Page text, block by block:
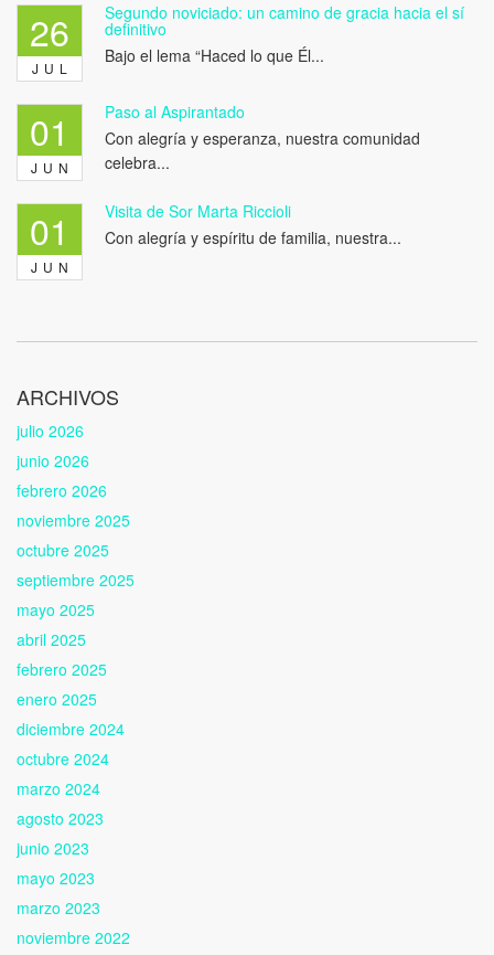
26
JUL
Segundo noviciado: un camino de gracia hacia el sí
definitivo
Bajo el lema “Haced lo que Él...
01
JUN
Paso al Aspirantado
Con alegría y esperanza, nuestra comunidad
celebra...
01
JUN
Visita de Sor Marta Riccioli
Con alegría y espíritu de familia, nuestra...
ARCHIVOS
julio 2026
junio 2026
febrero 2026
noviembre 2025
octubre 2025
septiembre 2025
mayo 2025
abril 2025
febrero 2025
enero 2025
diciembre 2024
octubre 2024
marzo 2024
agosto 2023
junio 2023
mayo 2023
marzo 2023
noviembre 2022